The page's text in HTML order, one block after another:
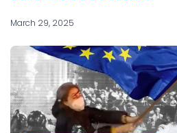
March 29, 2025